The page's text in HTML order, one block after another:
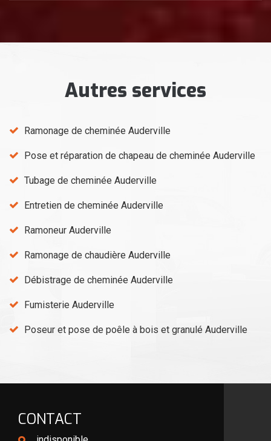
Autres services
Ramonage de cheminée Auderville
Pose et réparation de chapeau de cheminée Auderville
Tubage de cheminée Auderville
Entretien de cheminée Auderville
Ramoneur Auderville
Ramonage de chaudière Auderville
Débistrage de cheminée Auderville
Fumisterie Auderville
Poseur et pose de poêle à bois et granulé Auderville
CONTACT